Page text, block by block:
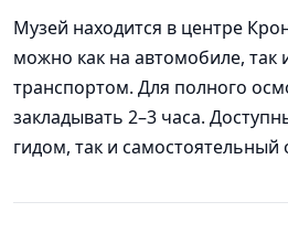
Музей находится в центре
можно как на автомобиле,
транспортом. Для полного
закладывать 2–3 часа.
гидом, так и самостоятельный